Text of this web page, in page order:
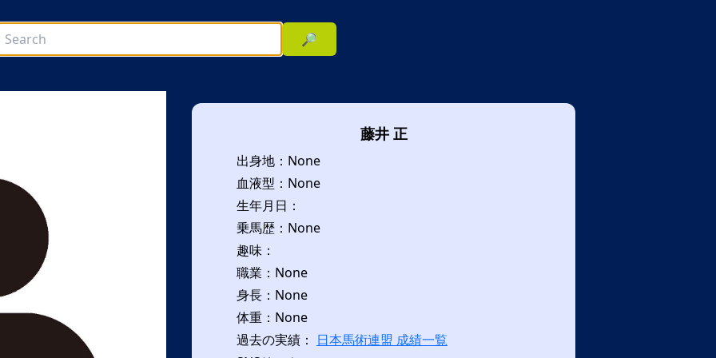
🔎
藤井 正
出身地：None
血液型：None
生年月日：
乗馬歴：None
趣味：
職業：None
身長：None
体重：None
過去の実績： 日本馬術連盟 成績一覧